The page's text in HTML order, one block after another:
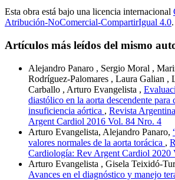
Esta obra está bajo una licencia internacional
Atribución-NoComercial-CompartirIgual 4.0.
Artículos más leídos del mismo
Alejandro Panaro , Sergio Moral ,
Rodríguez-Palomares , Laura Galian ,
Carballo , Arturo Evangelista ,
diastólico en la aorta descendente para
insuficiencia aórtica , Revista
Argent Cardiol 2016 Vol. 84 Nro. 4
Arturo Evangelista, Alejandro Panaro,
valores normales de la aorta torácica ,
Cardiología: Rev Argent Cardiol 2020
Arturo Evangelista , Gisela Teixidó-
Avances en el diagnóstico y manejo